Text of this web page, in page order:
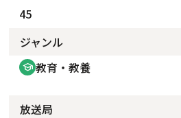
45
ジャンル
school 教育・教養
放送局